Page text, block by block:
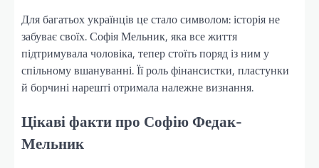
Для багатьох українців це стало символом: історія не
забуває своїх. Софія Мельник, яка все життя
підтримувала чоловіка, тепер стоїть поряд із ним у
спільному вшануванні. Її роль фінансистки, пластунки
й борчині нарешті отримала належне визнання.
Цікаві факти про Софію Федак-
Мельник